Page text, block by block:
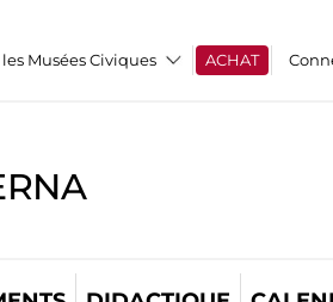
les Musées Civiques ACHAT